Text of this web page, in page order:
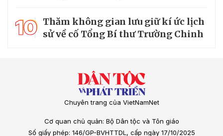
10 Thăm không gian lưu giữ kí ức lịch
sử về cố Tổng Bí thư Trường Chinh
Chuyên trang của VietNamNet
Cơ quan chủ quản: Bộ Dân tộc và Tôn giáo
Số giấy phép: 146/GP-BVHTTDL, cấp ngày 17/10/2025